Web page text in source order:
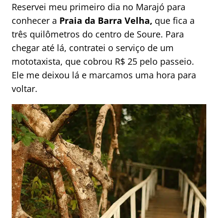
Reservei meu primeiro dia no Marajó para
conhecer a Praia da Barra Velha, que fica a
três quilômetros do centro de Soure. Para
chegar até lá, contratei o serviço de um
mototaxista, que cobrou R$ 25 pelo passeio.
Ele me deixou lá e marcamos uma hora para
voltar.